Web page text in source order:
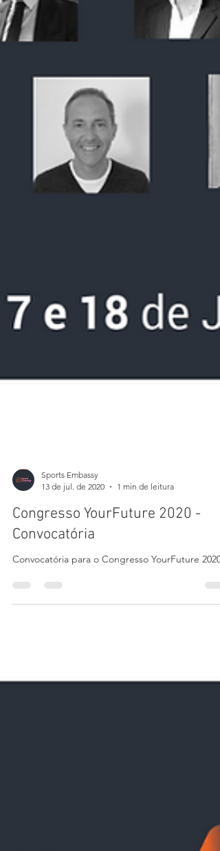
Sports Embassy
13 de jul. de 2020
Congresso YourFuture 2020 -
Convocatória
Convocatória para o Congresso YourFuture 2020